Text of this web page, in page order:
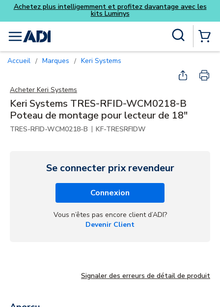
Skip to main content
Achetez plus intelligemment et profitez davantage avec les
kits Luminys
menu
Accueil / Marques / Keri Systems
Acheter Keri Systems
Keri Systems TRES-RFID-WCM0218-B
Poteau de montage pour lecteur de 18"
TRES-RFID-WCM0218-B | KF-TRESRFIDW
Se connecter prix revendeur
Connexion
Vous n’êtes pas encore client d’ADI?
Devenir Client
Signaler des erreurs de détail de produit